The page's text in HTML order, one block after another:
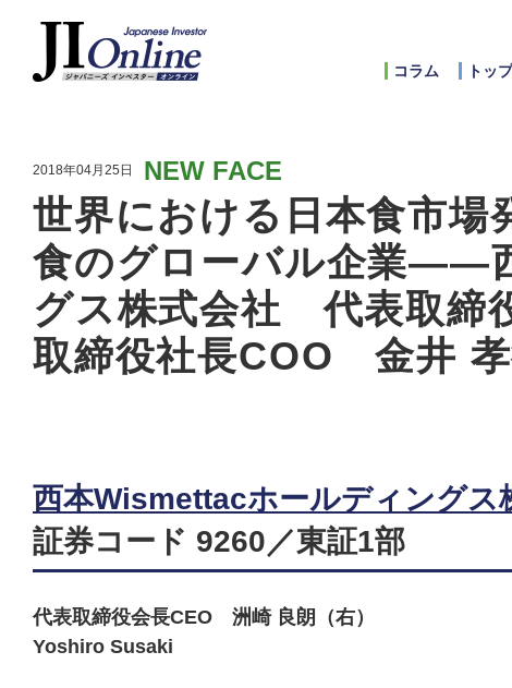
コラム トッ
2018年04月25日 NEW FACE
世界における日本食市場
食のグローバル企業――
グス株式会社 代表取締
取締役社長COO 金井
西本Wismettacホールディングス
証券コード 9260／東証1部
代表取締役会長CEO 洲崎 良朗（右）
Yoshiro Susaki